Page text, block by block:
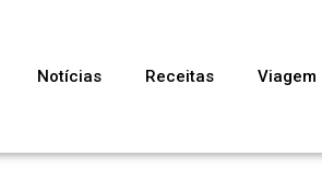
Notícias Receitas Viagem